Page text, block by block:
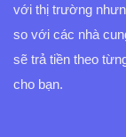
với thị trường
so với các nhà
sẽ trả tiền theo
cho bạn.